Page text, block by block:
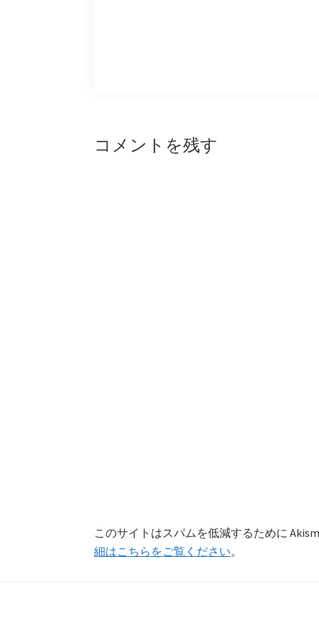
Reader
コメントを残す
このサイトはスパムを低減するために
細はこちらをご覧ください。